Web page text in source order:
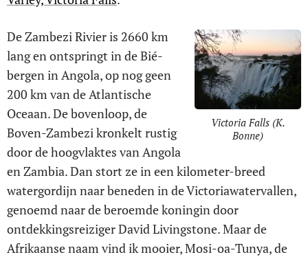
Victoria Falls (K.
Bonne)
De Zambezi Rivier is 2660 km
lang en ontspringt in de Bié-
bergen in Angola, op nog geen
200 km van de Atlantische
Oceaan. De bovenloop, de
Boven-Zambezi kronkelt rustig
door de hoogvlaktes van Angola
en Zambia. Dan stort ze in een kilometer-breed
watergordijn naar beneden in de Victoriawatervallen,
genoemd naar de beroemde koningin door
ontdekkingsreiziger David Livingstone. Maar de
Afrikaanse naam vind ik mooier, Mosi-oa-Tunya, de